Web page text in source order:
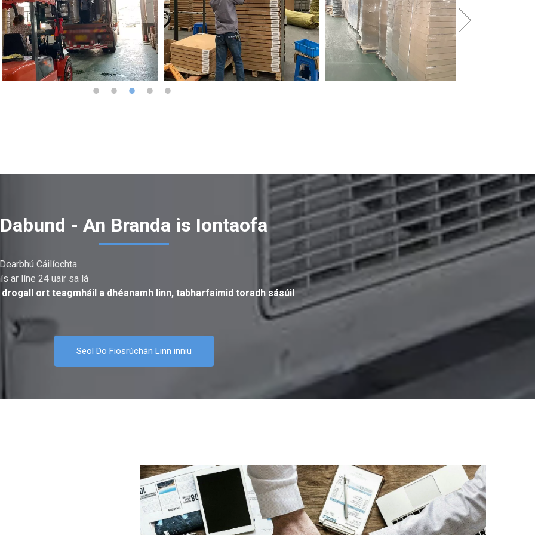
Dabund - An Branda is Iontaofa
Cáilíochta
ar líne 24 uair sa lá
drogall ort teagmháil a dhéanamh linn, tabharfaimid toradh sásúil
Seol Do Fiosrúchán Linn inniu